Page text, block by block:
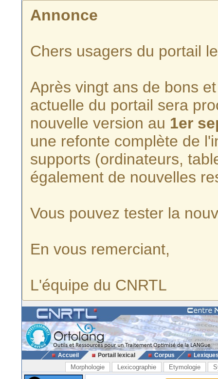
Annonce
Chers usagers du portail
Après vingt ans de bons
actuelle du portail sera
nouvelle version au 1er
une refonte complète de
supports (ordinateurs,
également de nouvelles
Vous pouvez tester la
En vous remerciant,
L'équipe du CNRTL
Accueil Portail lexical Corpus
Morphologie Lexicographie Etymologie